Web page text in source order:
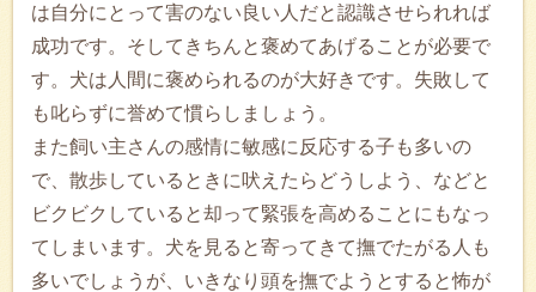
は自分にとって害のない良い人だと認識させられれば
成功です。そしてきちんと褒めてあげることが必要で
す。犬は人間に褒められるのが大好きです。失敗して
も叱らずに誉めて慣らしましょう。
また飼い主さんの感情に敏感に反応する子も多いの
で、散歩しているときに吠えたらどうしよう、などと
ビクビクしていると却って緊張を高めることにもなっ
てしまいます。犬を見ると寄ってきて撫でたがる人も
多いでしょうが、いきなり頭を撫でようとすると怖が